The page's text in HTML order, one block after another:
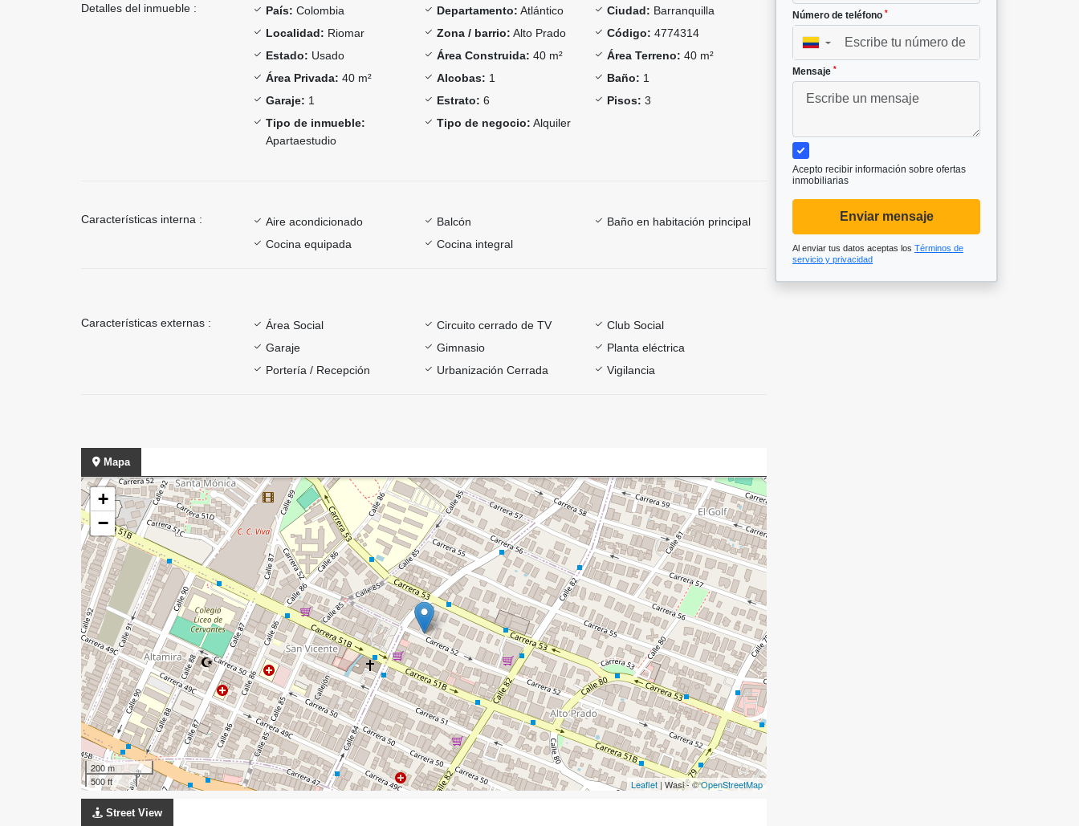
Detalles del inmueble : País: Colombia Departamento: Atlántico Ciudad: Barranquilla
Localidad: Riomar Zona / barrio: Alto Prado Código: 4774314
Estado: Usado Área Construida: 40 m² Área Terreno: 40 m²
Área Privada: 40 m² Alcobas: 1 Baño: 1
Garaje: 1 Estrato: 6 Pisos: 3
Tipo de inmueble:
Apartaestudio
Tipo de negocio: Alquiler
Características interna : Aire acondicionado Balcón
Baño en habitación principal
Cocina equipada
Cocina integral
Características externas : Área Social Circuito cerrado de TV
Club Social
Garaje
Gimnasio
Planta eléctrica
Portería / Recepción
Urbanización Cerrada Vigilancia
Mapa
+
−
200 m
500 ft
Leaflet | Wasi - ©OpenStreetMap
Street View
Número de teléfono *
▼
Mensaje *
Acepto recibir información sobre ofertas
inmobiliarias
Enviar mensaje
Al enviar tus datos aceptas los Términos de
servicio y privacidad